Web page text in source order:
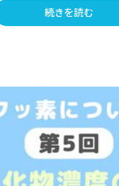
続きを読む